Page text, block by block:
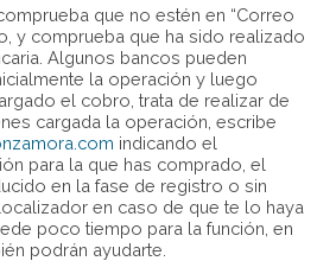
que no estén en “Correo
y comprueba que ha sido realizado
Algunos bancos pueden
la operación y luego
el cobro, trata de realizar de
cargada la operación, escribe
indicando el
para la que has comprado, el
en la fase de registro o sin
en caso de que te lo haya
poco tiempo para la función, en
podrán ayudarte.